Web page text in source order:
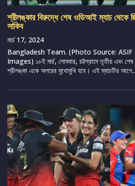
শ্রীলঙ্কার বিরুদ্ধে শেষ ওডিআই ম্যাচ থেকে
সাকিব
মার্চ 17, 2024
Bangladesh Team. (Photo Source:
Images) ১৮ই মার্চ, সোমবার, চট্টগ্রামে তৃতীয় এবং শেষ
শ্রীলঙ্কা একে অপরের মুখোমুখি হবে। এই ম্যাচটির